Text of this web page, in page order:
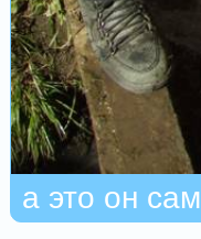
а это он сам